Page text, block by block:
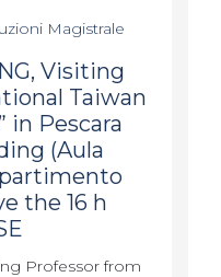
Magistrale
Visiting
Taiwan
in Pescara
(Aula
the 16 h
Professor from